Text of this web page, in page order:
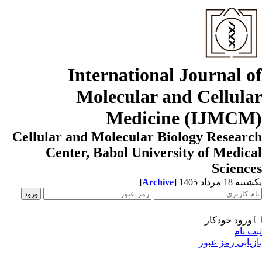
International Journal
Molecular and
Medicine
Cellular and Molecular Biology
Center, Babol University of
18 مرداد 1405 [Archive]
ورود خودکار
نام
رمز عبور